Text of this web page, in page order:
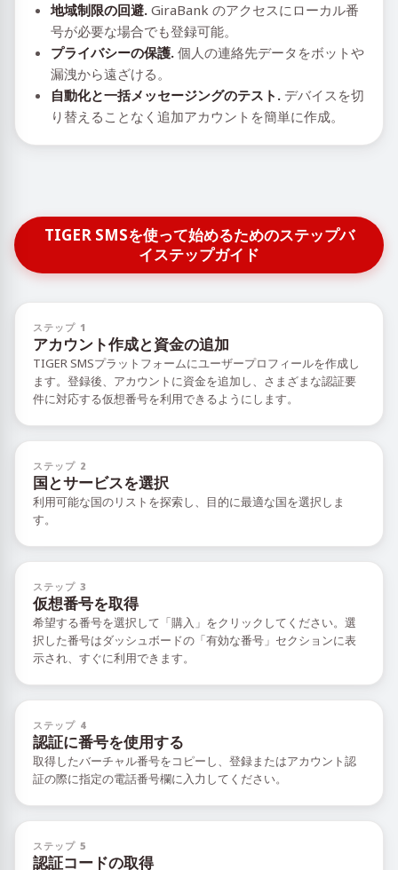
地域制限の回避. GiraBank のアクセスにローカル番
号が必要な場合でも登録可能。
プライバシーの保護. 個人の連絡先データをボットや
漏洩から遠ざける。
自動化と一括メッセージングのテスト. デバイスを切
り替えることなく追加アカウントを簡単に作成。
TIGER SMSを使って始めるためのステップバ
イステップガイド
ステップ 1
アカウント作成と資金の追加
TIGER SMSプラットフォームにユーザープロフィールを作成し
ます。登録後、アカウントに資金を追加し、さまざまな認証要
件に対応する仮想番号を利用できるようにします。
ステップ 2
国とサービスを選択
利用可能な国のリストを探索し、目的に最適な国を選択しま
す。
ステップ 3
仮想番号を取得
希望する番号を選択して「購入」をクリックしてください。選
択した番号はダッシュボードの「有効な番号」セクションに表
示され、すぐに利用できます。
ステップ 4
認証に番号を使用する
取得したバーチャル番号をコピーし、登録またはアカウント認
証の際に指定の電話番号欄に入力してください。
ステップ 5
認証コードの取得